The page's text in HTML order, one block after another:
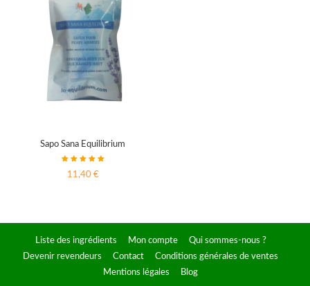
Sapo Sana Equilibrium
11,40 €
Liste des ingrédients Mon compte
Qui sommes-nous ?
Devenir revendeurs
Contact
Conditions générales de ventes
Mentions légales
Blog